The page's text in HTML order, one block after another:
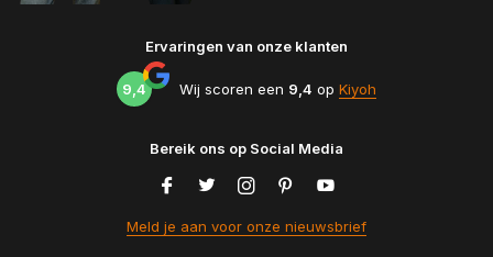
Ervaringen van onze klanten
9,4 Wij scoren een 9,4 op Kiyoh
Bereik ons op Social Media
Meld je aan voor onze nieuwsbrief